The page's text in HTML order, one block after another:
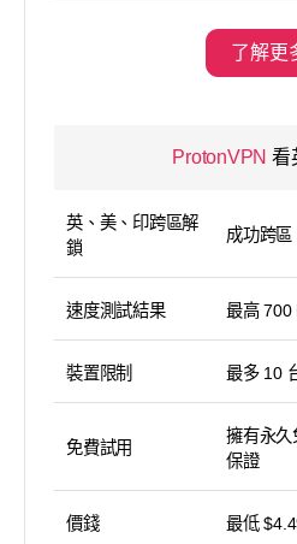
了解更
ProtonVPN 看
英、美、印跨區解
鎖
成功跨區
速度測試結果 最高 700
裝置限制 最多 10
免費試用
擁有永久
保證
價錢 最低